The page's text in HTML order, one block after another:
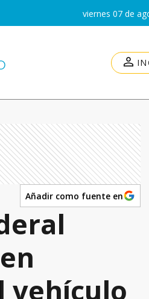
viernes 07 de
Añadir como fuente en
vehículo